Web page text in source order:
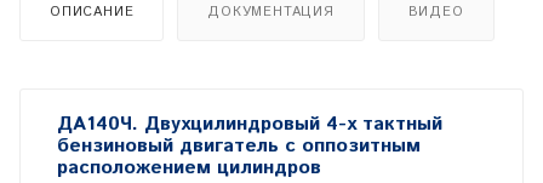
ОПИСАНИЕ ДОКУМЕНТАЦИЯ ВИДЕО
ДА140Ч. Двухцилиндровый 4-х тактный
бензиновый двигатель с оппозитным
расположением цилиндров